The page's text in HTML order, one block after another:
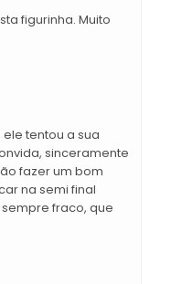
figurinha. Muito
tentou a sua
sinceramente
fazer um bom
na semi final
fraco, que